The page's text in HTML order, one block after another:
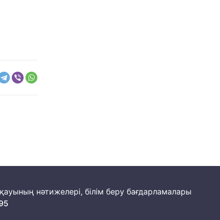
нәтижелері, білім беру бағдарламалары